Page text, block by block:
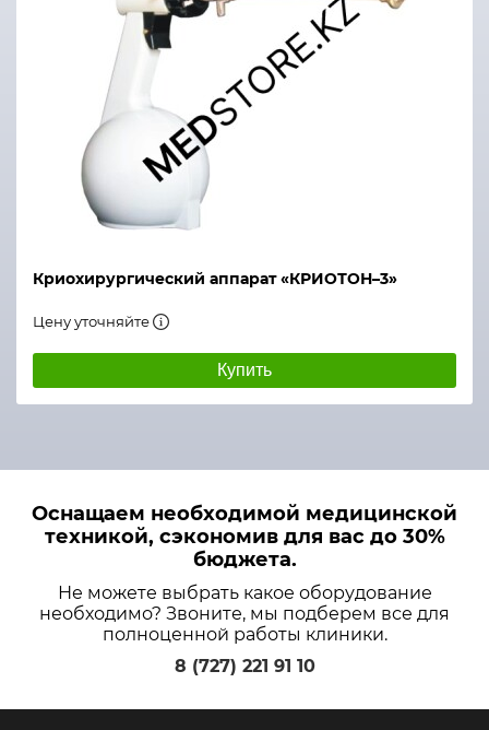
Криохирургический аппарат «КРИОТОН–3»
Цену уточняйте
Купить
Оснащаем необходимой медицинской
техникой, сэкономив для вас до 30%
бюджета.
Не можете выбрать какое оборудование
необходимо? Звоните, мы подберем все для
полноценной работы клиники.
8 (727) 221 91 10